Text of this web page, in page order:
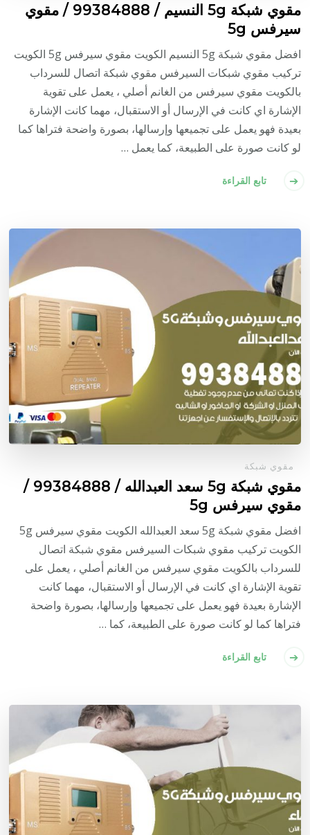
مقوي شبكة 5g النسيم / 99384888 / مقوي
سيرفس 5g
افضل مقوي شبكة 5g النسيم الكويت مقوي سيرفس 5g الكويت
تركيب مقوي شبكات السيرفس مقوي شبكة اتصال للسرداب
بالكويت مقوي سيرفس من الغانم أصلي ، يعمل على تقوية
الإشارة اي كانت في الإرسال أو الاستقبال، مهما كانت الإشارة
بعيدة فهو يعمل على تجميعها وإرسالها، بصورة واضحة فتراها كما
لو كانت صورة على الطبيعة، كما يعمل …
تابع القراءة
مقوي شبكة
مقوي شبكة 5g سعد العبدالله / 99384888 /
مقوي سيرفس 5g
افضل مقوي شبكة 5g سعد العبدالله الكويت مقوي سيرفس 5g
الكويت تركيب مقوي شبكات السيرفس مقوي شبكة اتصال
للسرداب بالكويت مقوي سيرفس من الغانم أصلي ، يعمل على
تقوية الإشارة اي كانت في الإرسال أو الاستقبال، مهما كانت
الإشارة بعيدة فهو يعمل على تجميعها وإرسالها، بصورة واضحة
فتراها كما لو كانت صورة على الطبيعة، كما …
تابع القراءة